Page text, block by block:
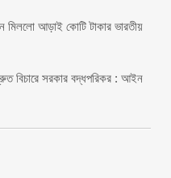
মিললো আড়াই কোটি টাকার ভারতীয়
বিচারে সরকার বদ্ধপরিকর : আইন